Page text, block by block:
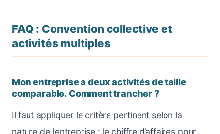
FAQ : Convention collective et
activités multiples
Mon entreprise a deux activités de taille
comparable. Comment trancher ?
Il faut appliquer le critère pertinent selon la
nature de l’entreprise : le chiffre d’affaires pour